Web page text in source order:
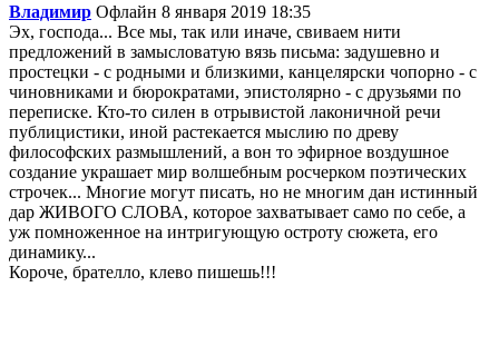
Владимир Офлайн 8 января 2019 18:35
Эх, господа... Все мы, так или иначе, свиваем нити
предложений в замысловатую вязь письма: задушевно и
простецки - с родными и близкими, канцелярски чопорно - с
чиновниками и бюрократами, эпистолярно - с друзьями по
переписке. Кто-то силен в отрывистой лаконичной речи
публицистики, иной растекается мыслию по древу
философских размышлений, а вон то эфирное воздушное
создание украшает мир волшебным росчерком поэтических
строчек... Многие могут писать, но не многим дан истинный
дар ЖИВОГО СЛОВА, которое захватывает само по себе, а
уж помноженное на интригующую остроту сюжета, его
динамику...
Короче, брателло, клево пишешь!!!